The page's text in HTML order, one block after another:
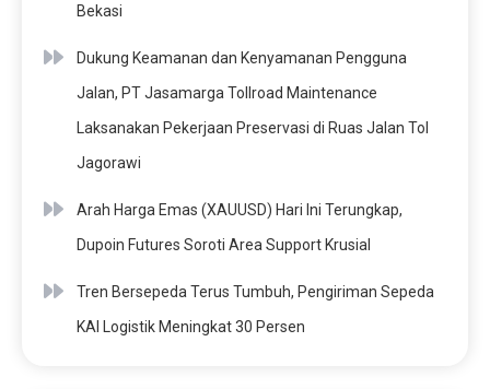
Bekasi
Dukung Keamanan dan Kenyamanan Pengguna
Jalan, PT Jasamarga Tollroad Maintenance
Laksanakan Pekerjaan Preservasi di Ruas Jalan Tol
Jagorawi
Arah Harga Emas (XAUUSD) Hari Ini Terungkap,
Dupoin Futures Soroti Area Support Krusial
Tren Bersepeda Terus Tumbuh, Pengiriman Sepeda
KAI Logistik Meningkat 30 Persen